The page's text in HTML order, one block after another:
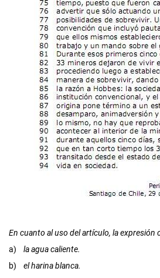
En cuanto al uso del artículo, la expresión
a) la agua caliente.
b) el harina blanca.